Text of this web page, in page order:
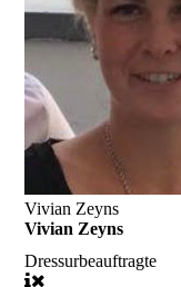
Vivian Zeyns
Vivian Zeyns
Dressurbeauftragte